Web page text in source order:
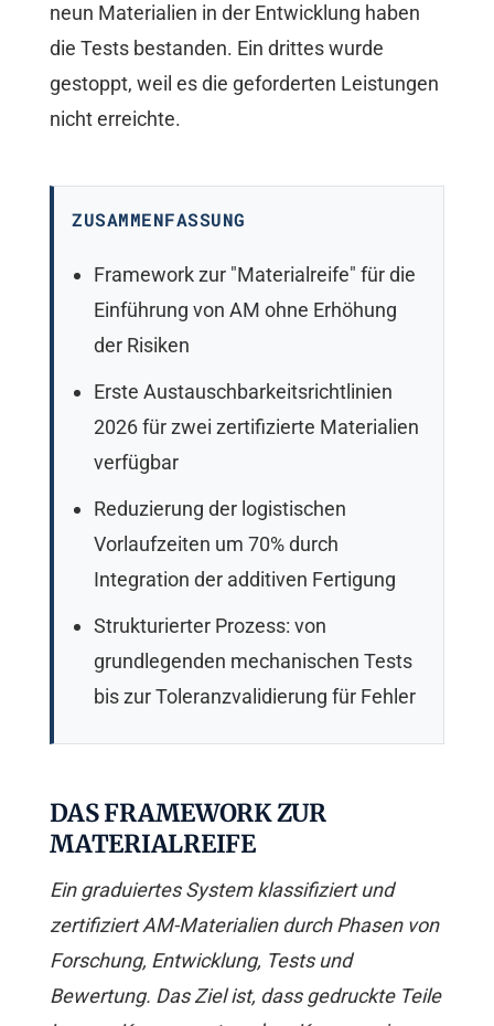
neun Materialien in der Entwicklung haben
die Tests bestanden. Ein drittes wurde
gestoppt, weil es die geforderten Leistungen
nicht erreichte.
ZUSAMMENFASSUNG
Framework zur "Materialreife" für die
Einführung von AM ohne Erhöhung
der Risiken
Erste Austauschbarkeitsrichtlinien
2026 für zwei zertifizierte Materialien
verfügbar
Reduzierung der logistischen
Vorlaufzeiten um 70% durch
Integration der additiven Fertigung
Strukturierter Prozess: von
grundlegenden mechanischen Tests
bis zur Toleranzvalidierung für Fehler
DAS FRAMEWORK ZUR
MATERIALREIFE
Ein graduiertes System klassifiziert und
zertifiziert AM-Materialien durch Phasen von
Forschung, Entwicklung, Tests und
Bewertung. Das Ziel ist, dass gedruckte Teile